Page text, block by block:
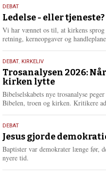
e
r
e
10.
juni
2026
DEBAT
Ledelse - eller tjeneste?
Vi har vænnet os til, at kirkens
retning, kerneopgaver og
2.
juni
2026
DEBAT, KIRKELIV
Trosanalysen 2026:
kirken lytte
Bibelselskabets nye trosanalyse
Bibelen, troen og kirken. Kritikere
18.
maj
2026
DEBAT
Jesus gjorde
Baptister var demokrater længe før,
nyere tid.